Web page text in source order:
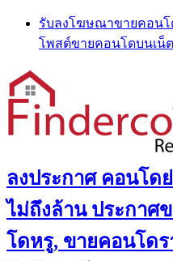
Skip
content
รับลงโฆษณาขายคอนโ
โพสต์ขายคอนโดบนเน็ต
ลงประกาศ คอนโด
ไม่ถึงล้าน ประกาศ
โดหรู, ขายคอนโด